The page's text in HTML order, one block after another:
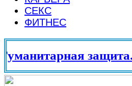
СЕКС
ФИТНЕС
защита.